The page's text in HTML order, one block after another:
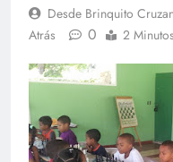
Desde Brinquito
Atrás
0 2 Minutos